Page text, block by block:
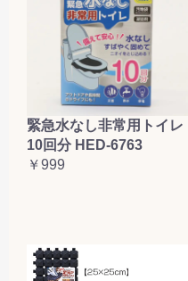
緊急水なし非常用トイレ
10回分 HED-6763
￥999